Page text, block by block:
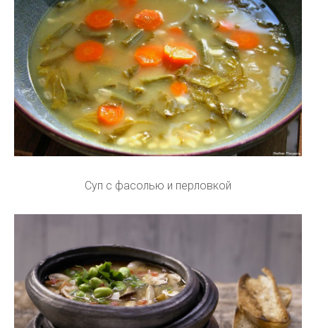
Суп с фасолью и перловкой